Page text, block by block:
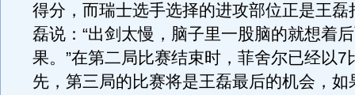
得分，而瑞士选手选择的进攻部位正是王磊
磊说：“出剑太慢，脑子里一股脑的就想着
果。”在第二局比赛结束时，菲舍尔已经以7
先，第三局的比赛将是王磊最后的机会，如